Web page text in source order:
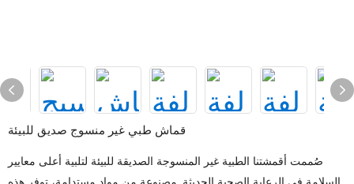
قماش طبي غير منسوج صديق للبيئة
صُممت أقمشتنا الطبية غير المنسوجة الصديقة للبيئة لتلبية أعلى معايير